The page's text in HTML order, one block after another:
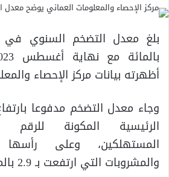
أظهرته بيانات مركز الإحصاء
وجاء معدل التضخم مدفوعا
الرئيسية المكونة للرقم
المستهلكين، وعلى رأسها
والمشروبات التي ارتفعت بـ 2.9 بالمائة.